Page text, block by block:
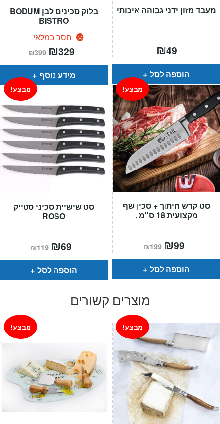
בלוק סכינים לבן BODUM
BISTRO
חסר במלאי
₪399 המחיר
המקורי
היה:
₪399.
₪329
הוא:
מידע נוסף
מעבד מזון ידני גבוהה איכותי
₪49
הוספה לסל
סט שישיית סכיני סטייק
ROSO
מבצע!
₪119 המחיר
המקורי
היה:
₪119.
₪69
הוא:
הוספה לסל
סט קרש חיתוך + סכין שף
מקצועית 18 ס"מ .
מבצע!
₪199 המחיר
המקורי
היה:
₪199.
₪99
הוא:
הוספה לסל
מוצרים קשורים
מבצע! מבצע!